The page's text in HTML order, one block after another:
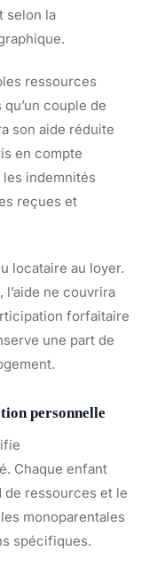
selon la
ressources
couple de
son aide réduite
en compte
indemnités
reçues et
locataire au loyer.
ne couvrira
forfaitaire
une part de
personnelle
Chaque enfant
de ressources et le
monoparentales
spécifiques.